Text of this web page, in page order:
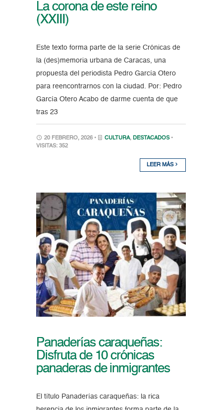
La corona de este reino
(XXIII)
Este texto forma parte de la serie Crónicas de
la (des)memoria urbana de Caracas, una
propuesta del periodista Pedro García Otero
para reencontrarnos con la ciudad. Por: Pedro
García Otero Acabo de darme cuenta de que
tras 23
20 FEBRERO, 2026 • CULTURA, DESTACADOS •
VISITAS: 352
LEER MÁS
Panaderías caraqueñas:
Disfruta de 10 crónicas
panaderas de inmigrantes
El título Panaderías caraqueñas: la rica